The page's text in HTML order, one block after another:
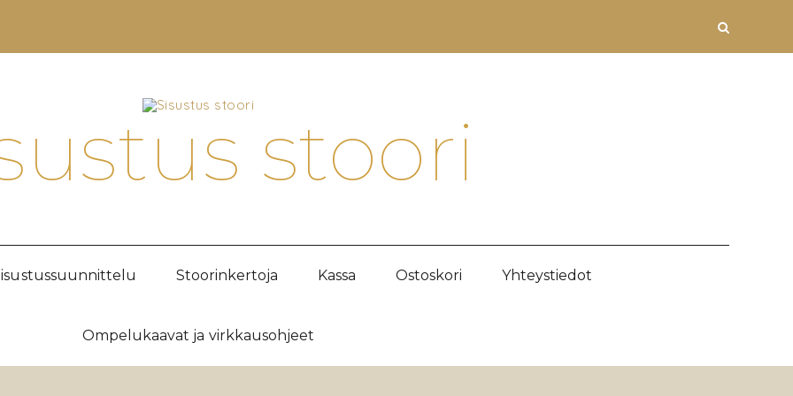
stoori
Stoorinkertoja Kassa Ostoskori Yhteystiedot
Ompelukaavat ja virkkausohjeet